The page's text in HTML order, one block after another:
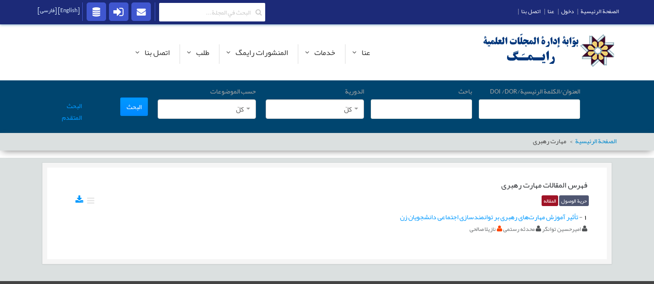
عنا خدمات المنشورات رایمگ طلب اتصل بنا
العنوان/الكلمة الرئيسية/DOI /DOR باحث
الدورية
کلّ
حسب الموضوعات
کلّ
البحث
البحث
المتقدم
الصفحة الرئيسية مهارت رهبری
فهرس المقالاتمهارت رهبری
حرية الوصول المقاله
1
-تأثیر آموزش مهارت‌های رهبری بر توانمندسازی اجتماعی دانشجویان زن
امیرحسین توانگر محدثه رستمی نازیلا صالحی
الصفحة الرئيسية | دخول | عنا | اتصل بنا |
[English] [فارسی]